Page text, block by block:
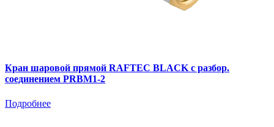
Кран шаровой прямой RAFTEC BLACK с разбор.
соединением PRBM1-2
Подробнее